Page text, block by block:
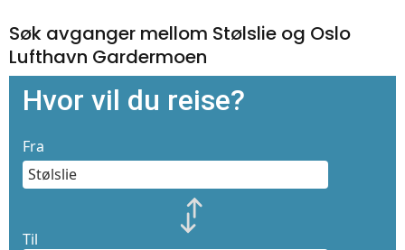
Søk avganger mellom Stølslie og Oslo
Lufthavn Gardermoen
Hvor vil du reise?
Fra
Til